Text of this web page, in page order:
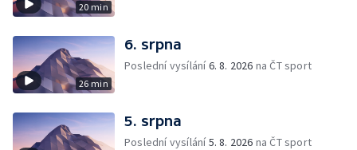
20 min
26 min
6. srpna
Poslední vysílání6. 8. 2026 na ČT sport
5. srpna
Poslední vysílání5. 8. 2026 na ČT sport